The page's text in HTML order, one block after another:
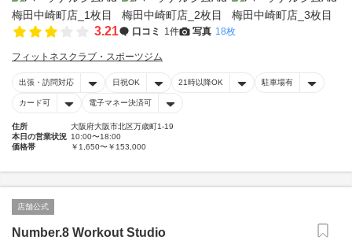
3.21 口コミ 1件 写真 18枚
フィットネスクラブ・スポーツジム
出張・訪問対応 日祝OK 21時以降OK 駐車場有
カード可 電子マネー決済可
住所
大阪府大阪市北区万歳町1-19
本日の営業状況 10:00〜18:00
価格帯
￥1,650〜￥153,000
店舗公式
Number.8 Workout Studio